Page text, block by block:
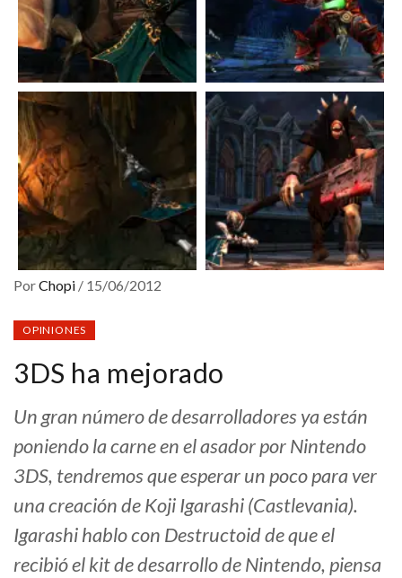
PorChopi / 15/06/2012
OPINIONES
3DS ha mejorado
Un gran número de desarrolladores ya están
poniendo la carne en el asador por Nintendo
3DS, tendremos que esperar un poco para ver
una creación de Koji Igarashi (Castlevania).
Igarashi hablo con Destructoid de que el
recibió el kit de desarrollo de Nintendo, piensa